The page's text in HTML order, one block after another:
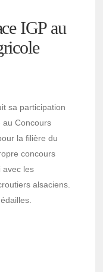
IGP au
sa participation
au Concours
la filière du
concours
avec les
alsaciens.